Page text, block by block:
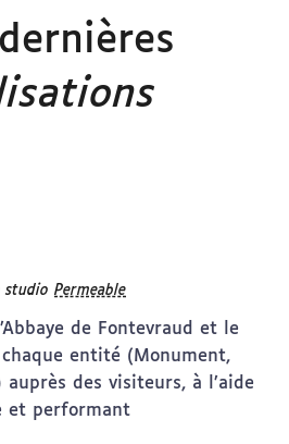
studio Permeable
de Fontevraud et le
entité (Monument,
des visiteurs, à l’aide
et performant